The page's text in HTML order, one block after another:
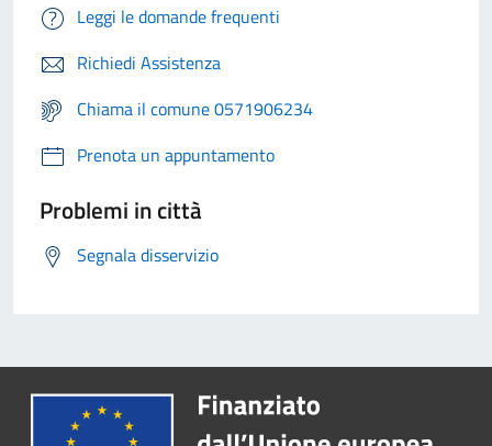
Leggi le domande frequenti
Richiedi Assistenza
Chiama il comune 0571906234
Prenota un appuntamento
Problemi in città
Segnala disservizio